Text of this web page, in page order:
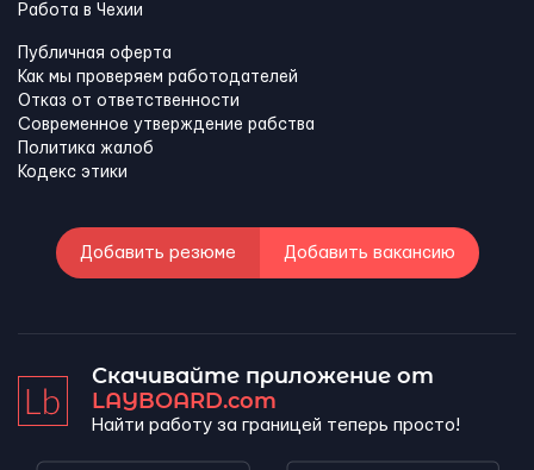
Работа в Чехии
Публичная оферта
Как мы проверяем работодателей
Отказ от ответственности
Современное утверждение рабства
Политика жалоб
Кодекс этики
Добавить резюме Добавить вакансию
Скачивайте приложение от
LAYBOARD.com
Найти работу за границей теперь просто!